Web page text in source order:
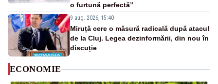
o furtună perfectă”
9 aug. 2026, 15:40
Miruță cere o măsură radicală după atacul
de la Cluj. Legea dezinformării, din nou în
discuție
ECONOMIE